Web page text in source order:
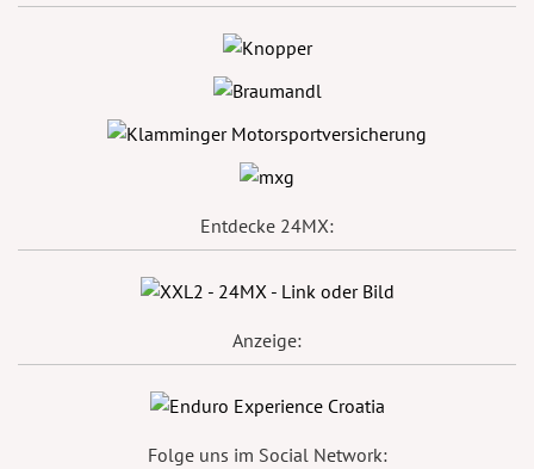
Entdecke 24MX:
Anzeige:
Folge uns im Social Network: